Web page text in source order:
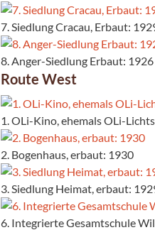
7. Siedlung Cracau, Erbaut:
8. Anger-Siedlung Erbaut:
Route West
1. OLi-Kino, ehemals OLi-
2. Bogenhaus, erbaut: 1930
3. Siedlung Heimat, erbaut:
6. Integrierte Gesamtschule